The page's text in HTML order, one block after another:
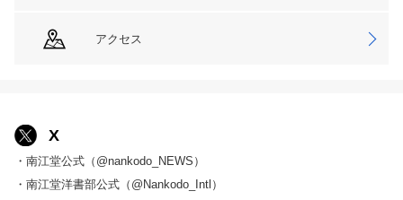
アクセス
X
・南江堂公式（@nankodo_NEWS）
・南江堂洋書部公式（@Nankodo_Intl）